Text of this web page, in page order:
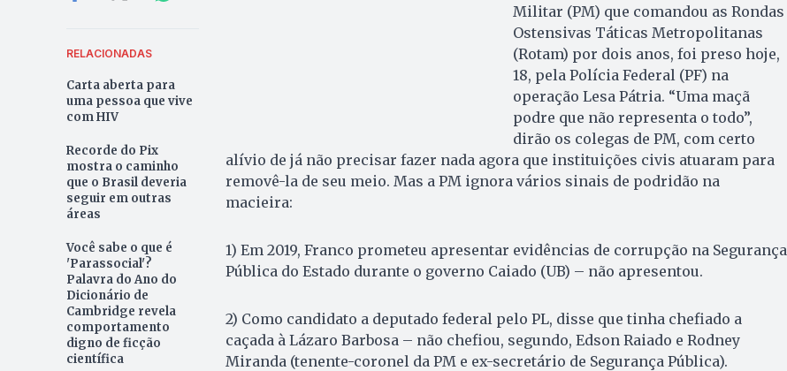
RELACIONADAS
Carta aberta para
uma pessoa que vive
com HIV
Recorde do Pix
mostra o caminho
que o Brasil deveria
seguir em outras
áreas
Você sabe o que é
'Parassocial'?
Palavra do Ano do
Dicionário de
Cambridge revela
comportamento
digno de ficção
científica
Militar (PM) que comandou as Rondas
Ostensivas Táticas Metropolitanas
(Rotam) por dois anos, foi preso hoje,
18, pela Polícia Federal (PF) na
operação Lesa Pátria. “Uma maçã
podre que não representa o todo”,
dirão os colegas de PM, com certo
alívio de já não precisar fazer nada agora que instituições civis atuaram para
removê-la de seu meio. Mas a PM ignora vários sinais de podridão na
macieira:
1) Em 2019, Franco prometeu apresentar evidências de corrupção na Segurança
Pública do Estado durante o governo Caiado (UB) – não apresentou.
2) Como candidato a deputado federal pelo PL, disse que tinha chefiado a
caçada à Lázaro Barbosa – não chefiou, segundo, Edson Raiado e Rodney
Miranda (tenente-coronel da PM e ex-secretário de Segurança Pública).